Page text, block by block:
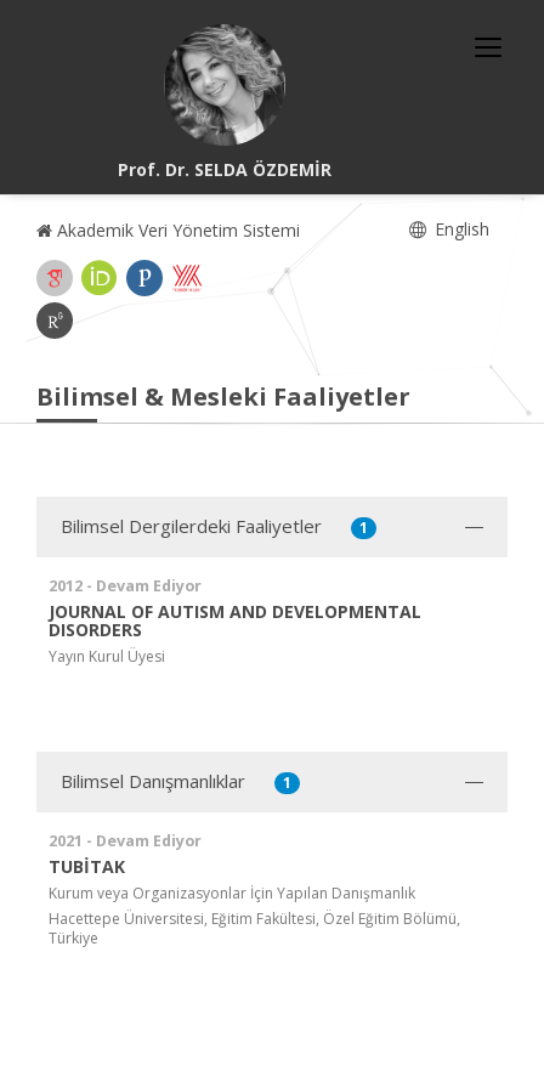
Prof. Dr. SELDA ÖZDEMİR
Akademik Veri Yönetim Sistemi English
Bilimsel & Mesleki Faaliyetler
Bilimsel Dergilerdeki Faaliyetler 1
2012 - Devam Ediyor
JOURNAL OF AUTISM AND DEVELOPMENTAL
DISORDERS
Yayın Kurul Üyesi
Bilimsel Danışmanlıklar 1
2021 - Devam Ediyor
TUBİTAK
Kurum veya Organizasyonlar İçin Yapılan Danışmanlık
Hacettepe Üniversitesi, Eğitim Fakültesi, Özel Eğitim Bölümü,
Türkiye